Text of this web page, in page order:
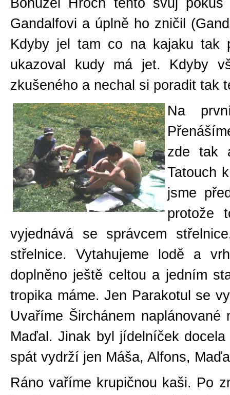
Bohužel Hroch tento svůj
Gandalfovi a úplně ho zničil
Kdyby jel tam co na kajaku tak
ukazoval kudy má jet. Kdyby
zkušeného a nechal si poradit tak
Na
zde tak
Tatouch
jsme
protože
vyjednává se správcem
střelnice. Vytahujeme lodě a
doplněno ještě celtou a jedním
tropika máme. Jen Parakotul se
Uvaříme Širchánem
Maďal. Jinak byl jídelníček
spát vydrží jen Máša, Alfons,
Ráno vaříme krupičnou kaši. Po